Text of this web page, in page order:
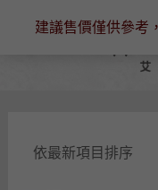
建議售價僅供參考